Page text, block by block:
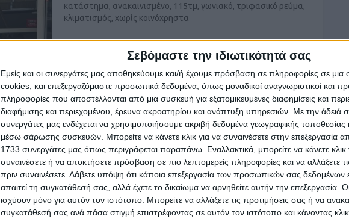
Σεβόμαστε την ιδιωτικότητά σας
Εμείς και οι συνεργάτες μας αποθηκεύουμε και/ή έχουμε πρόσβαση σε πληροφορίες σε
cookies, και επεξεργαζόμαστε προσωπικά δεδομένα, όπως μοναδικοί αναγνωριστικοί και
πληροφορίες που αποστέλλονται από μια συσκευή για εξατομικευμένες διαφημίσεις και
διαφήμισης και περιεχομένου, έρευνα ακροατηρίου και ανάπτυξη υπηρεσιών. Με την άδειά
συνεργάτες μας ενδέχεται να χρησιμοποιήσουμε ακριβή δεδομένα γεωγραφικής τοποθεσίας
μέσω σάρωσης συσκευών. Μπορείτε να κάνετε κλικ για να συναινέσετε στην επεξεργασία
1733 συνεργάτες μας όπως περιγράφεται παραπάνω. Εναλλακτικά, μπορείτε να κάνετε κλικ
συναινέσετε ή να αποκτήσετε πρόσβαση σε πιο λεπτομερείς πληροφορίες και να αλλάξετε
πριν συναινέσετε. Λάβετε υπόψη ότι κάποια επεξεργασία των προσωπικών σας δεδομένων
απαιτεί τη συγκατάθεσή σας, αλλά έχετε το δικαίωμα να αρνηθείτε αυτήν την επεξεργασία.
ισχύουν μόνο για αυτόν τον ιστότοπο. Μπορείτε να αλλάξετε τις προτιμήσεις σας ή να
συγκατάθεσή σας ανά πάσα στιγμή επιστρέφοντας σε αυτόν τον ιστότοπο και κάνοντας
κατάστημα, ανακαινισμένο, 115τμ, γωνιακό, τριφασικό ρεύμα,
κλιματισμός, χωρίς κοινόχρηστα
ΕΣΤΑΥΡΩΜΕΝΟΣ
Τριάρια
3άρι, 100τμ,,σύγχρονο διαμέρισμα με όλες τις ανέσεις. Σε ένα
μοναδικό όμορφο περιβάλλον λίγα μέτρα από το ...